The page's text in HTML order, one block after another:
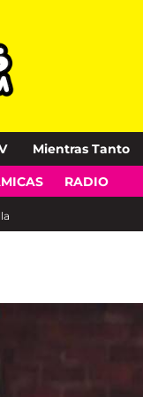
Mientras Tanto
RADIO